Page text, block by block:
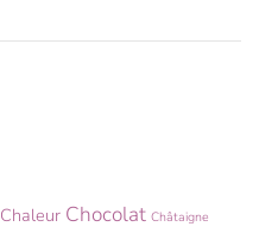
Chaleur Chocolat Châtaigne